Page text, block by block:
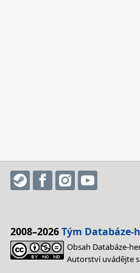
2008–2026Tým Databáze-
Obsah Databáze-
Autorství uvádějte